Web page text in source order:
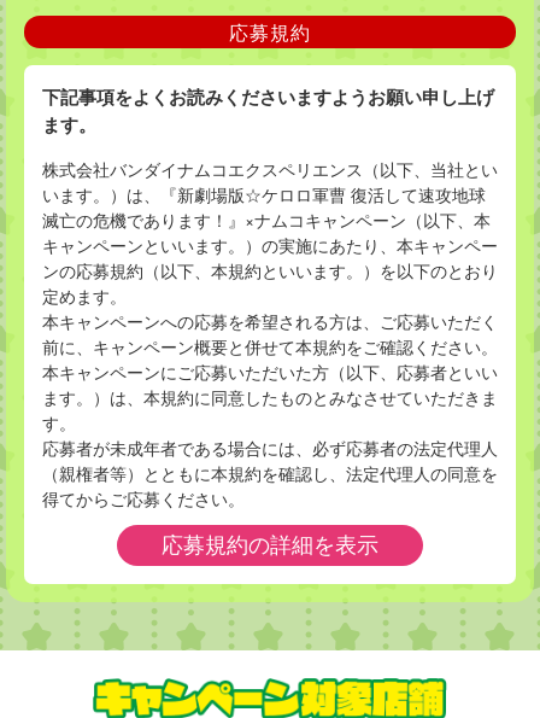
応募規約
下記事項をよくお読みくださいますようお願い申し上げ
ます。
株式会社バンダイナムコエクスペリエンス（以下、当社とい
います。）は、『新劇場版☆ケロロ軍曹 復活して速攻地球
滅亡の危機であります！』×ナムコキャンペーン（以下、本
キャンペーンといいます。）の実施にあたり、本キャンペー
ンの応募規約（以下、本規約といいます。）を以下のとおり
定めます。
本キャンペーンへの応募を希望される方は、ご応募いただく
前に、キャンペーン概要と併せて本規約をご確認ください。
本キャンペーンにご応募いただいた方（以下、応募者といい
ます。）は、本規約に同意したものとみなさせていただきま
す。
応募者が未成年者である場合には、必ず応募者の法定代理人
（親権者等）とともに本規約を確認し、法定代理人の同意を
得てからご応募ください。